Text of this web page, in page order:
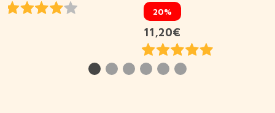
20%
11,20€